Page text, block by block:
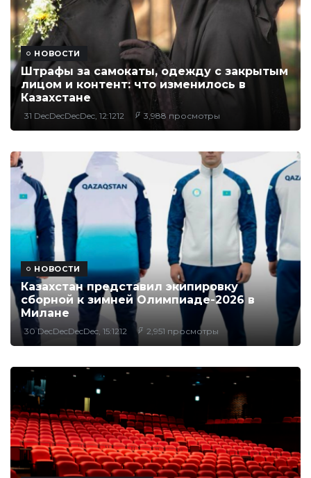
НОВОСТИ
Штрафы за самокаты, одежду с закрытым
лицом и контент: что изменилось в
Казахстане
31 DecDecDecDec, 12:1212 3,988 просмотры
НОВОСТИ
Казахстан представил экипировку
сборной к зимней Олимпиаде-2026 в
Милане
30 DecDecDecDec, 15:1212 2,951 просмотры